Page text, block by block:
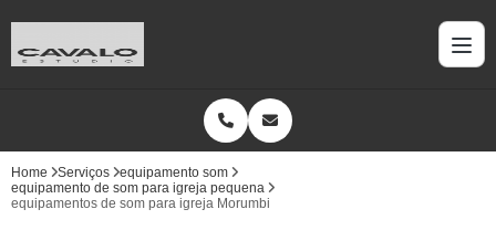
Home Serviços
equipamento som
equipamento de som para igreja pequena
equipamentos de som para igreja Morumbi